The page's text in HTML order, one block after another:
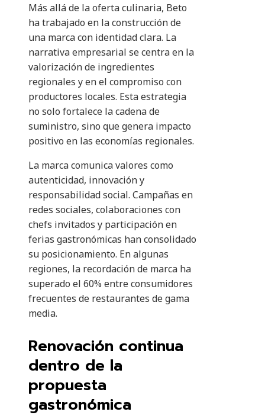
Más allá de la oferta culinaria, Beto
ha trabajado en la construcción de
una marca con identidad clara. La
narrativa empresarial se centra en la
valorización de ingredientes
regionales y en el compromiso con
productores locales. Esta estrategia
no solo fortalece la cadena de
suministro, sino que genera impacto
positivo en las economías regionales.
La marca comunica valores como
autenticidad, innovación y
responsabilidad social. Campañas en
redes sociales, colaboraciones con
chefs invitados y participación en
ferias gastronómicas han consolidado
su posicionamiento. En algunas
regiones, la recordación de marca ha
superado el 60% entre consumidores
frecuentes de restaurantes de gama
media.
Renovación continua
dentro de la
propuesta
gastronómica